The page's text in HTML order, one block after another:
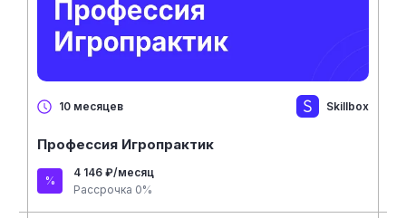
10 месяцев Skillbox
Профессия Игропрактик
4 146 ₽/месяц
Рассрочка 0%